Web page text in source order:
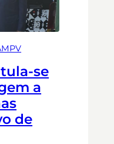
se
a
de